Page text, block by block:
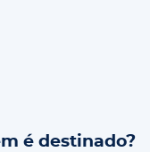
é destinado?